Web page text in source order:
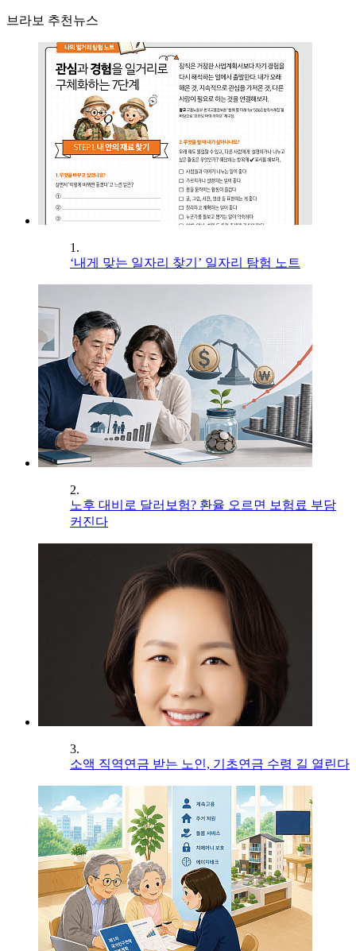
브라보 추천뉴스
1.
‘내게 맞는 일자리 찾기’ 일자리 탐험 노트
2.
노후 대비로 달러보험? 환율 오르면 보험료 부담
커진다
3.
소액 직역연금 받는 노인, 기초연금 수령 길 열린다